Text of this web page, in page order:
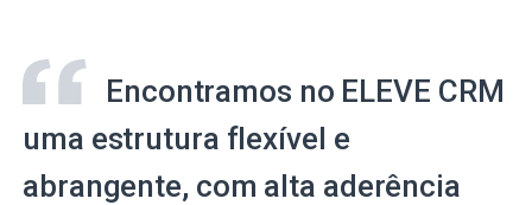
Encontramos no ELEVE CRM
uma estrutura flexível e
abrangente, com alta aderência